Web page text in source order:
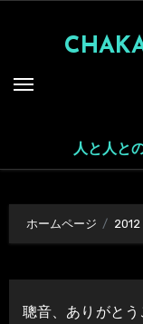
人と人と
ホームページ 2012
聰音、ありがと